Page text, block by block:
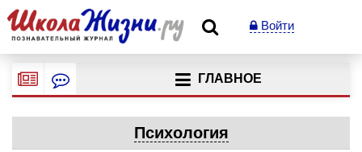
Войти
ГЛАВНОЕ
Психология